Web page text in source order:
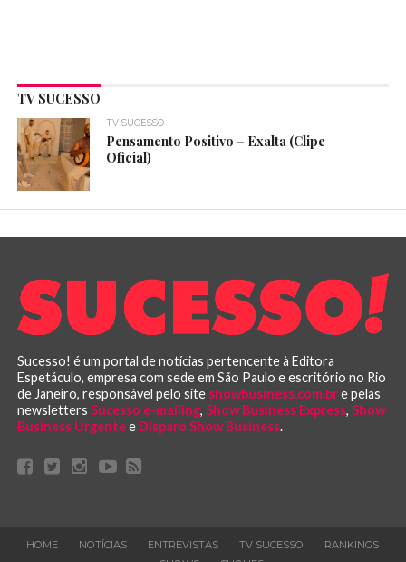
TV SUCESSO
TV SUCESSO
Pensamento Positivo – Exalta (Clipe
Oficial)
Sucesso! é um portal de notícias pertencente à Editora
Espetáculo, empresa com sede em São Paulo e escritório no Rio
de Janeiro, responsável pelo site showbusiness.com.bre pelas
newsletters Sucesso e-mailing, Show Business Express, Show
Business Urgentee Disparo Show Business.
HOME NOTÍCIAS ENTREVISTAS TV SUCESSO
RANKINGS